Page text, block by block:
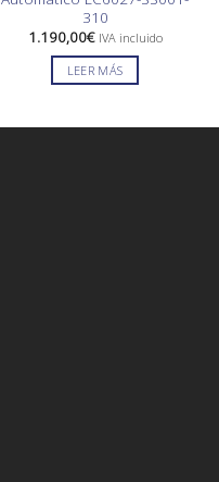
310
1.190,00€ IVA incluido
LEER MÁS